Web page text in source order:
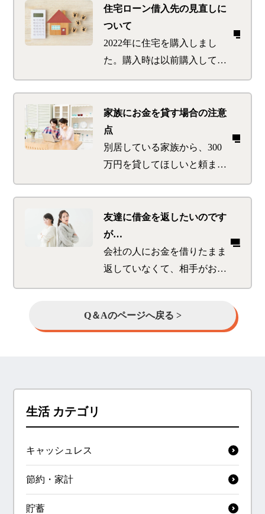
気持ちもありますが、金利上
昇にともなって返済額が上が
るリスクも怖いです。今無理
をしてでも繰り上げ返済した
していたのですが、貯金は
同じ理由で底をつきまし
た。
これまで貯金をしていた5万
らいかかってしまうのは少
し不安があります。生活は
切り詰めすぎない程度に早
く返済したいと思っていま
す。無理なく借金を減らす
いただけますか？
住宅ローン借入先の見直しに
ついて
2022年に住宅を購入しまし
た。購入時は以前購入してい
たマンションの売却をまだし
ていなかったためダブルロー
ンの可能性もあり承認が下り
る銀行が非常に少なく、限ら
れた候補の中で借入先を決め
ました。ちょうど購入1年を
変更を検討したいと思ってい
るのですが、変更のベストタ
イミングがあれば教えていた
だきたいです。また変更の際
どの点に注意して選ぶべきか
家族にお金を貸す場合の注意
点
別居している家族から、300
万円を貸してほしいと頼まれ
ました。後日分割で返済して
もらう予定です。貸すこと自
体は構わないのですが、貸す
ために家族の銀行口座に一括
で300万円を振り込む行為、
返済のために私の銀行口座に
れ、後日税務署から贈与税を
どのように対処すればよいか
友達に借金を返したいのです
が…
会社の人にお金を借りたまま
返していなくて、相手がおこ
っています。返したいのです
ん。本当はこの相談をしてい
話も聞いてくれません。どう
Q＆Aのページへ戻る >
生活 カテゴリ
キャッシュレス
節約・家計
貯蓄